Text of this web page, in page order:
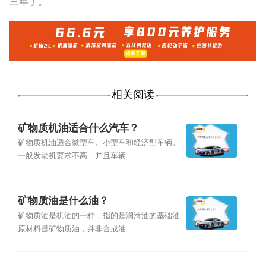
相关阅读
矿物质机油适合什么汽车？
矿物质机油适合微型车、小型车和经济型车辆。
一般发动机要求不高，并且车辆...
矿物质油是什么油？
矿物质油是机油的一种，指的是润滑油的基础油
原材料是矿物质油，并非合成油...